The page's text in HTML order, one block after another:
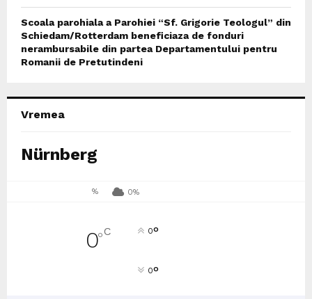
Scoala parohiala a Parohiei “Sf. Grigorie Teologul” din
Schiedam/Rotterdam beneficiaza de fonduri
nerambursabile din partea Departamentului pentru
Romanii de Pretutindeni
Vremea
Nürnberg
% 0%
0°C 0°
0°